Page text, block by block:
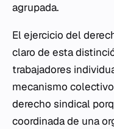
agrupada.
El ejercicio del
claro de esta
trabajadores
mecanismo
derecho sindical
coordinada de una